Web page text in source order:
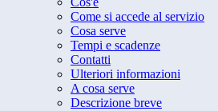
Come si accede al servizio
Cosa serve
Tempi e scadenze
Contatti
Ulteriori informazioni
A cosa serve
Descrizione breve